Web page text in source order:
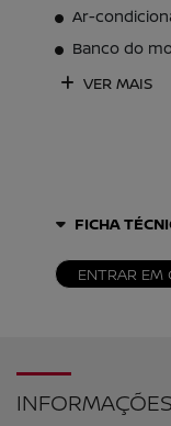
Ar-
Banco do
VER MAIS
FICHA
ENTRAR EM